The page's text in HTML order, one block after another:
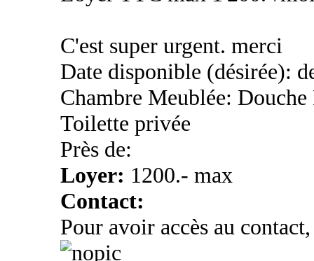
C'est super urgent. merci
Date disponible (désirée):
Chambre Meublée: Douche
Toilette privée
Près de:
Loyer: 1200.- max
Contact:
Pour avoir accès au